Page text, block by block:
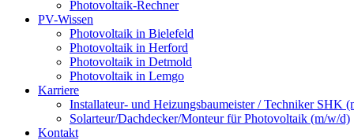
Photovoltaik-Rechner
PV-Wissen
Photovoltaik in Bielefeld
Photovoltaik in Herford
Photovoltaik in Detmold
Photovoltaik in Lemgo
Karriere
Installateur- und Heizungsbaumeister / Techniker SHK
Solarteur/Dachdecker/Monteur für Photovoltaik (m/w/d)
Kontakt